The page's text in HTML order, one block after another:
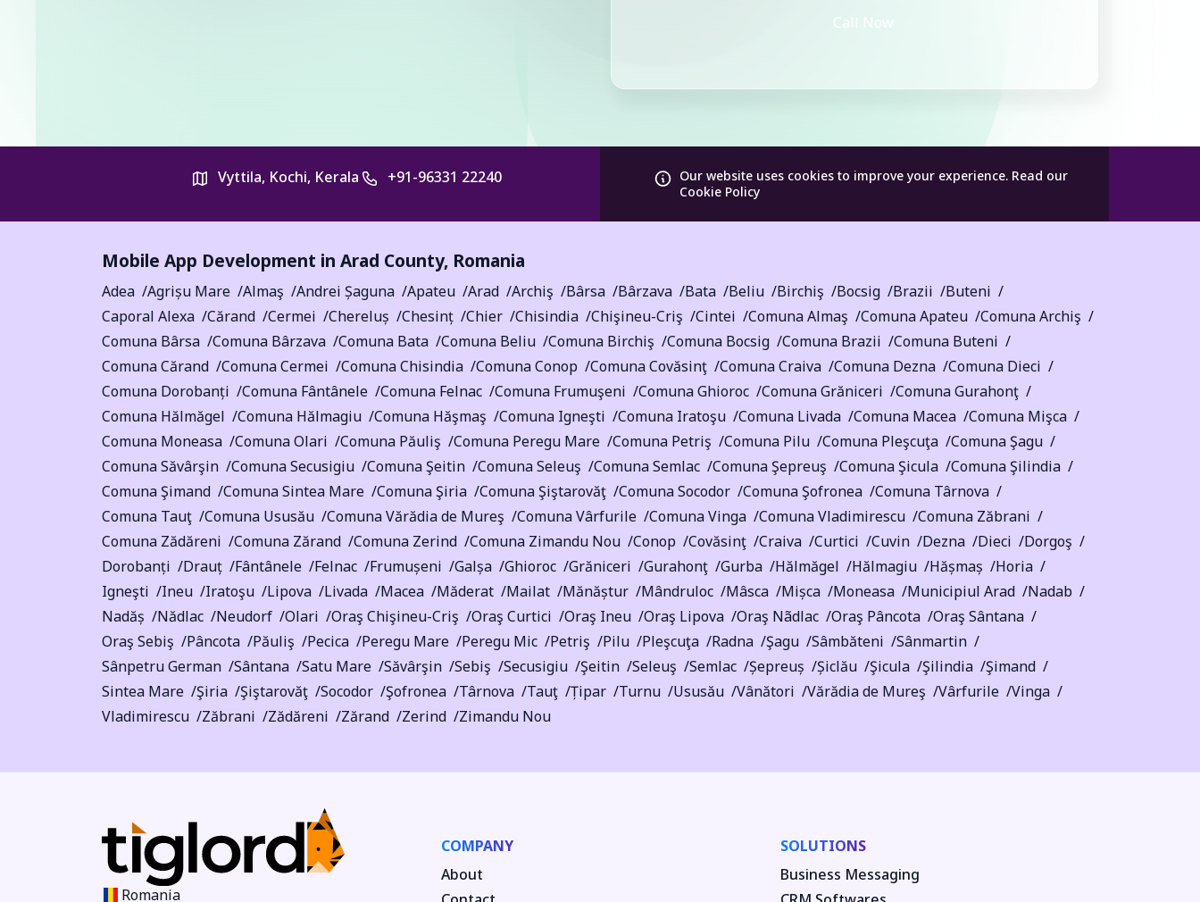
Call Now
Vyttila, Kochi, Kerala +91-96331 22240 Our website uses cookies to improve your experience. Read our
Cookie Policy
Mobile App Development in Arad County, Romania
Adea Agrișu Mare Almaş Andrei Șaguna Apateu Arad Archiş Bârsa Bârzava Bata Beliu Birchiş Bocsig Brazii
Buteni
Caporal Alexa
Cărand Cermei Chereluș Chesinț Chier Chisindia Chişineu-Criş Cintei Comuna Almaş Comuna Apateu
Comuna Archiş
Comuna Bârsa
Comuna Bârzava Comuna Bata Comuna Beliu Comuna Birchiş Comuna Bocsig Comuna Brazii
Comuna Buteni
Comuna Cărand
Comuna Cermei Comuna Chisindia Comuna Conop Comuna Covăsinţ Comuna Craiva Comuna Dezna
Comuna Dieci
Comuna Dorobanți
Comuna Fântânele Comuna Felnac Comuna Frumuşeni Comuna Ghioroc Comuna Grăniceri
Comuna Gurahonţ
Comuna Hălmăgel
Comuna Hălmagiu Comuna Hăşmaş Comuna Igneşti Comuna Iratoşu Comuna Livada Comuna Macea
Comuna Mişca
Comuna Moneasa
Comuna Olari Comuna Păuliş Comuna Peregu Mare Comuna Petriş Comuna Pilu Comuna Pleşcuţa
Comuna Şagu
Comuna Săvârşin
Comuna Secusigiu Comuna Şeitin Comuna Seleuş Comuna Semlac Comuna Şepreuş Comuna Şicula
Comuna Şilindia
Comuna Şimand
Comuna Sintea Mare Comuna Şiria Comuna Şiştarovăţ Comuna Socodor Comuna Şofronea
Comuna Târnova
Comuna Tauţ
Comuna Ususău Comuna Vărădia de Mureş Comuna Vârfurile Comuna Vinga Comuna Vladimirescu
Comuna Zăbrani
Comuna Zădăreni
Comuna Zărand Comuna Zerind Comuna Zimandu Nou Conop Covăsinţ Craiva Curtici Cuvin Dezna Dieci
Dorgoş
Dorobanți
Drauț Fântânele Felnac Frumușeni Galșa Ghioroc Grăniceri Gurahonţ Gurba Hălmăgel Hălmagiu Hășmaș
Horia
Igneşti
Ineu Iratoşu Lipova Livada Macea Măderat Mailat Mănăștur Mândruloc Mâsca Mișca Moneasa Municipiul Arad
Nadab
Nadăș
Nădlac Neudorf Olari Oraş Chişineu-Criş Oraş Curtici Oraş Ineu Oraş Lipova Oraş Nãdlac Oraş Pâncota
Oraş Sântana
Oraş Sebiş
Pâncota Păuliş Pecica Peregu Mare Peregu Mic Petriş Pilu Pleşcuţa Radna Şagu Sâmbăteni
Sânmartin
Sânpetru German
Sântana Satu Mare Săvârşin Sebiş Secusigiu Şeitin Seleuş Semlac Șepreuș Șiclău Şicula Şilindia
Şimand
Sintea Mare
Şiria Şiştarovăţ Socodor Şofronea Târnova Tauţ Țipar Turnu Ususău Vânători Vărădia de Mureş Vârfurile
Vinga
Vladimirescu
Zăbrani Zădăreni Zărand Zerind Zimandu Nou
Romania
COMPANY
About
SOLUTIONS
Business Messaging